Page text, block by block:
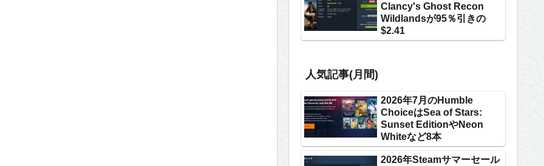
Clancy's Ghost Recon
Wildlandsが95％引きの
$2.41
人気記事(月間)
2026年7月のHumble
ChoiceはSea of Stars:
Sunset EditionやNeon
Whiteなど8本
2026年Steamサマーセール